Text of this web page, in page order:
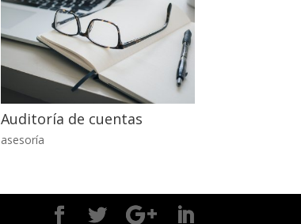
Auditoría de cuentas
asesoría